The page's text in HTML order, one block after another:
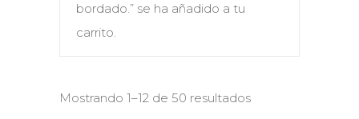
bordado.” se ha añadido a tu
carrito.
Mostrando 1–12 de 50 resultados